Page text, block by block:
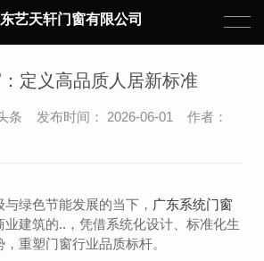
艺天轩门窗有限公司
定义高品质人居新标准
条 发布时间： 2026-06-01 作者：
绿色节能发展的当下， 广东系统门窗
业建筑的..，凭借系统化设计、标准化生
重塑门窗行业品质标杆。